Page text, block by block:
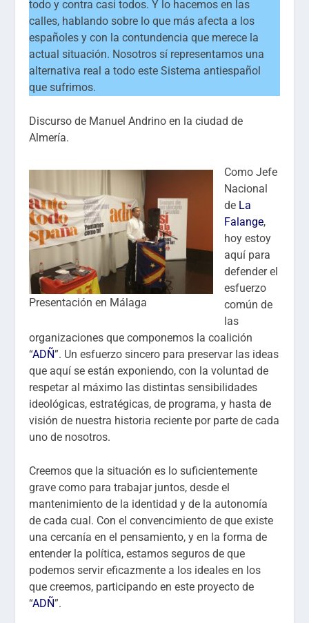
todo y contra casi todos. Y lo hacemos en las
calles, hablando sobre lo que más afecta a los
españoles y con la contundencia que merece la
actual situación. Nosotros sí representamos una
alternativa real a todo este Sistema antiespañol
que sufrimos.
Discurso de Manuel Andrino en la ciudad de
Almería.
Presentación en Málaga
Como Jefe
Nacional
de La
Falange,
hoy estoy
aquí para
defender el
esfuerzo
común de
las
organizaciones que componemos la coalición
“ADÑ”. Un esfuerzo sincero para preservar las ideas
que aquí se están exponiendo, con la voluntad de
respetar al máximo las distintas sensibilidades
ideológicas, estratégicas, de programa, y hasta de
visión de nuestra historia reciente por parte de cada
uno de nosotros.
Creemos que la situación es lo suficientemente
grave como para trabajar juntos, desde el
mantenimiento de la identidad y de la autonomía
de cada cual. Con el convencimiento de que existe
una cercanía en el pensamiento, y en la forma de
entender la política, estamos seguros de que
podemos servir eficazmente a los ideales en los
que creemos, participando en este proyecto de
“ADÑ”.